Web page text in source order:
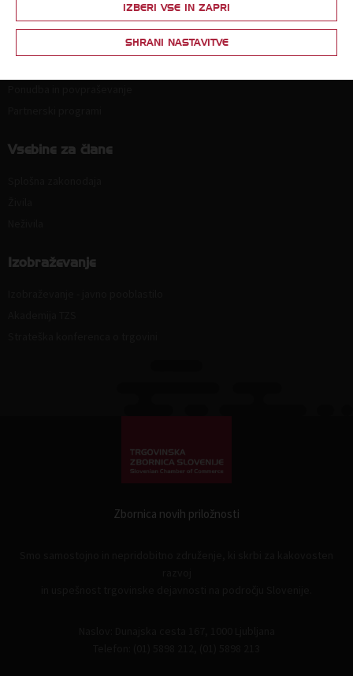
Vsebine za člane
Izobraževanje
Zbornica novih priložnosti
IZBERI VSE IN ZAPRI
SHRANI NASTAVITVE